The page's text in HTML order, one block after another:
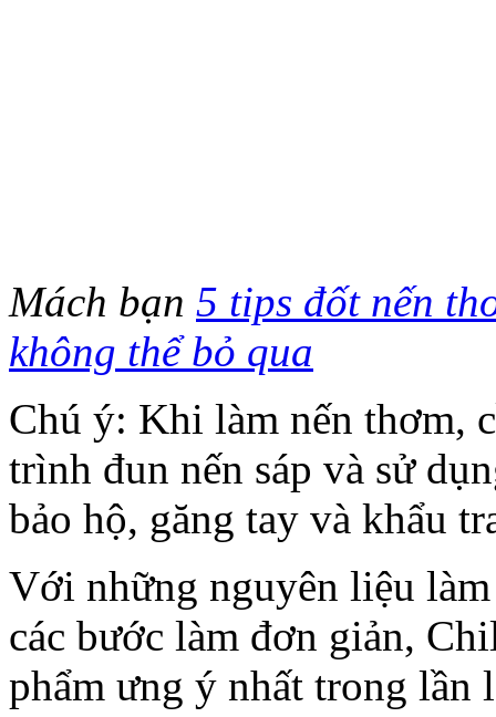
Mách bạn 5 tips đốt nến
không thể bỏ qua
Chú ý: Khi làm nến thơm,
trình đun nến sáp và sử
bảo hộ, găng tay và khẩu
Với những nguyên liệu làm
các bước làm đơn giản,
phẩm ưng ý nhất trong lần